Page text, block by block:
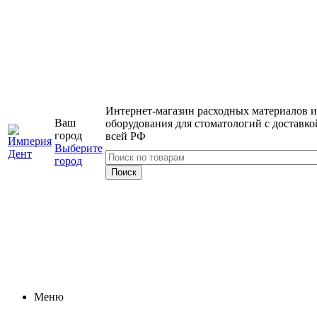
Ваш
город
Выберите
город
Интернет-магазин расходных материалов и
оборудования для стоматологий с
всей РФ
Меню